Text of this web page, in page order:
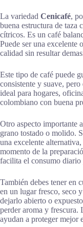
La variedad Cenicafé,
buena estructura de taza
cítricos. Es un café
Puede ser una excelente
calidad sin resultar
Este tipo de café puede
consistente y suave,
ideal para hogares,
colombiano con buena
Otro aspecto importante
grano tostado o molido.
una excelente
momento de la
facilita el consumo diario
También debes tener en
en un lugar fresco, seco
dejarlo abierto o
perder aroma y frescura.
ayudan a proteger mejor